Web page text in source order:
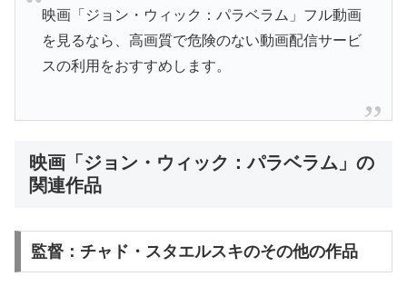
映画「ジョン・ウィック：パラベラム」フル動画
を見るなら、高画質で危険のない動画配信サービ
スの利用をおすすめします。
映画「ジョン・ウィック：パラベラム」の
関連作品
監督：チャド・スタエルスキのその他の作品